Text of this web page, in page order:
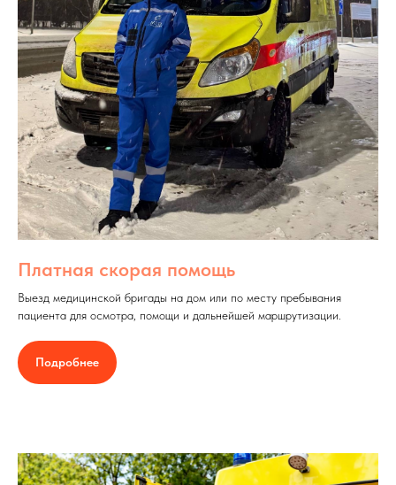
Платная скорая помощь
Выезд медицинской бригады на дом или по месту пребывания
пациента для осмотра, помощи и дальнейшей маршрутизации.
Подробнее